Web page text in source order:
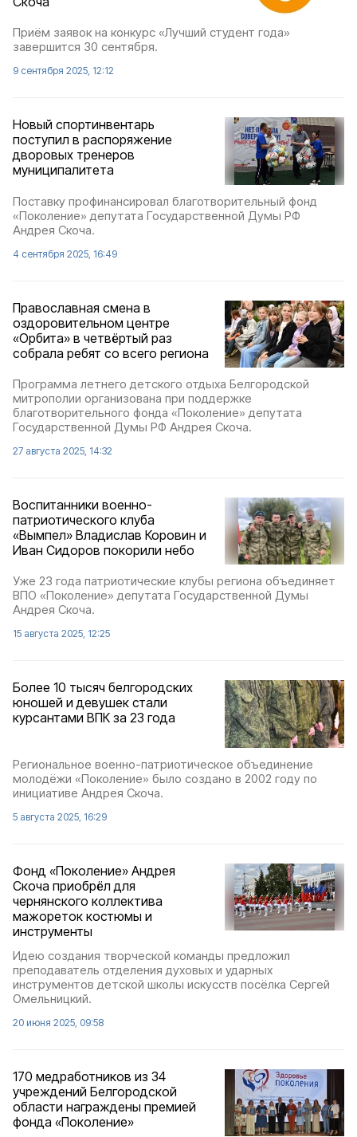
Приём заявок на конкурс «Лучший студент года»
завершится 30 сентября.
9 сентября 2025, 12:12
Новый спортинвентарь
поступил в распоряжение
дворовых тренеров
муниципалитета
Поставку профинансировал благотворительный фонд
«Поколение» депутата Государственной Думы РФ
Андрея Скоча.
4 сентября 2025, 16:49
Православная смена в
оздоровительном центре
«Орбита» в четвёртый раз
собрала ребят со всего региона
Программа летнего детского отдыха Белгородской
митрополии организована при поддержке
благотворительного фонда «Поколение» депутата
Государственной Думы РФ Андрея Скоча.
27 августа 2025, 14:32
Воспитанники военно-
патриотического клуба
«Вымпел» Владислав Коровин и
Иван Сидоров покорили небо
Уже 23 года патриотические клубы региона объединяет
ВПО «Поколение» депутата Государственной Думы
Андрея Скоча.
15 августа 2025, 12:25
Более 10 тысяч белгородских
юношей и девушек стали
курсантами ВПК за 23 года
Региональное военно-патриотическое объединение
молодёжи «Поколение» было создано в 2002 году по
инициативе Андрея Скоча.
5 августа 2025, 16:29
Фонд «Поколение» Андрея
Скоча приобрёл для
чернянского коллектива
мажореток костюмы и
инструменты
Идею создания творческой команды предложил
преподаватель отделения духовых и ударных
инструментов детской школы искусств посёлка Сергей
Омельницкий.
20 июня 2025, 09:58
170 медработников из 34
учреждений Белгородской
области награждены премией
фонда «Поколение»